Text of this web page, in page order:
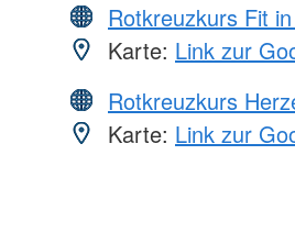
Rotkreuzkurs Fit
Karte: Link zur
Rotkreuzkurs
Karte: Link zur